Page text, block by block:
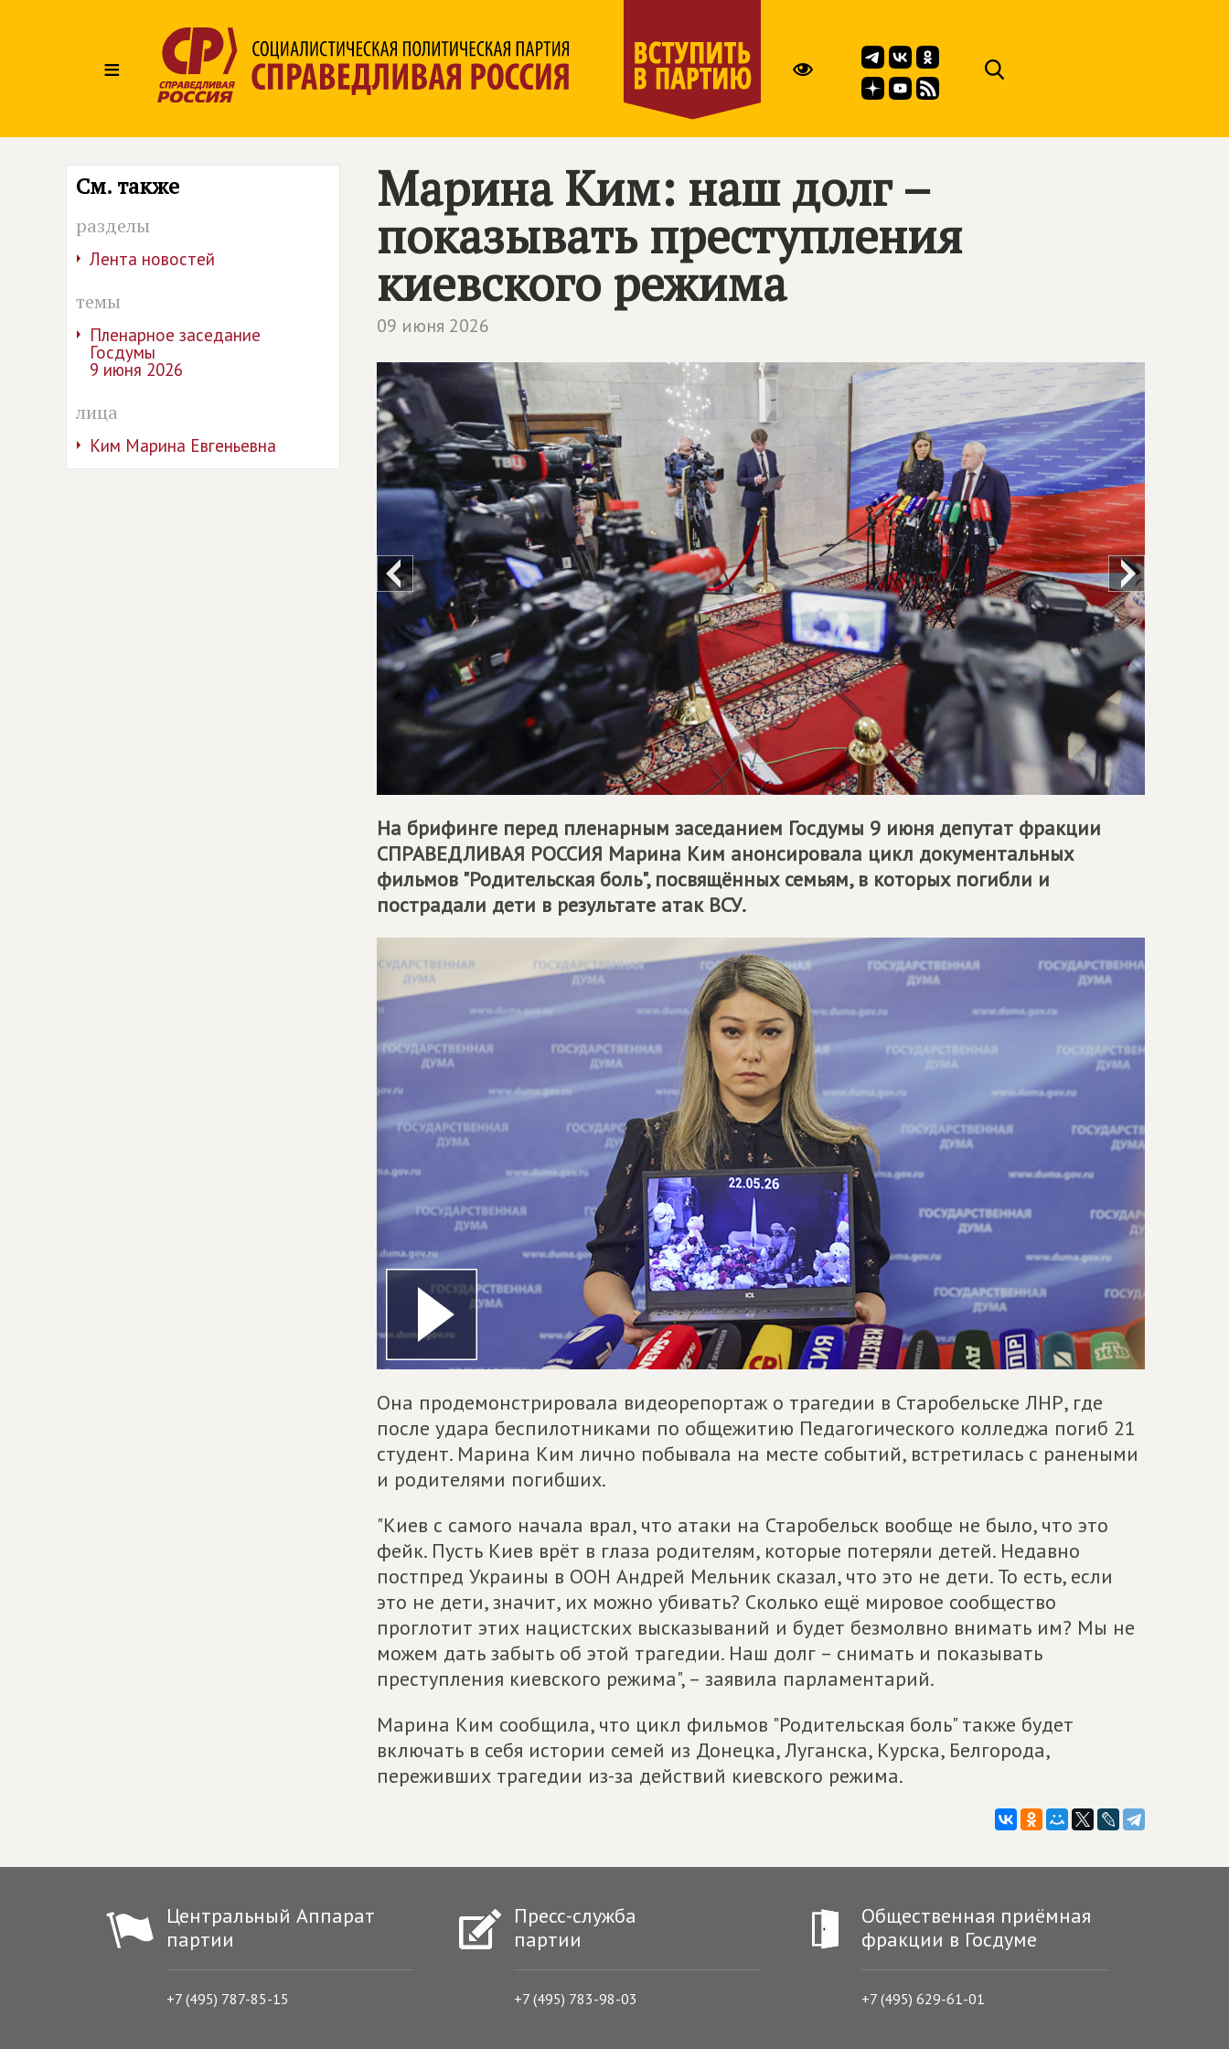
≡
См. также
разделы
Лента новостей
темы
Пленарное заседание
Госдумы
9 июня 2026
лица
Ким Марина Евгеньевна
Марина Ким: наш долг –
показывать преступления
киевского режима
09 июня 2026
На брифинге перед пленарным заседанием Госдумы 9 июня депутат фракции
СПРАВЕДЛИВАЯ РОССИЯ Марина Ким анонсировала цикл документальных
фильмов "Родительская боль", посвящённых семьям, в которых погибли и
пострадали дети в результате атак ВСУ.
Она продемонстрировала видеорепортаж о трагедии в Старобельске ЛНР, где
после удара беспилотниками по общежитию Педагогического колледжа погиб 21
студент. Марина Ким лично побывала на месте событий, встретилась с ранеными
и родителями погибших.
"Киев с самого начала врал, что атаки на Старобельск вообще не было, что это
фейк. Пусть Киев врёт в глаза родителям, которые потеряли детей. Недавно
постпред Украины в ООН Андрей Мельник сказал, что это не дети. То есть, если
это не дети, значит, их можно убивать? Сколько ещё мировое сообщество
проглотит этих нацистских высказываний и будет безмолвно внимать им? Мы не
можем дать забыть об этой трагедии. Наш долг – снимать и показывать
преступления киевского режима", – заявила парламентарий.
Марина Ким сообщила, что цикл фильмов "Родительская боль" также будет
включать в себя истории семей из Донецка, Луганска, Курска, Белгорода,
переживших трагедии из-за действий киевского режима.
Центральный Аппарат
партии
+7 (495) 787-85-15
Пресс-служба
партии
+7 (495) 783-98-03
Общественная приёмная
фракции в Госдуме
+7 (495) 629-61-01